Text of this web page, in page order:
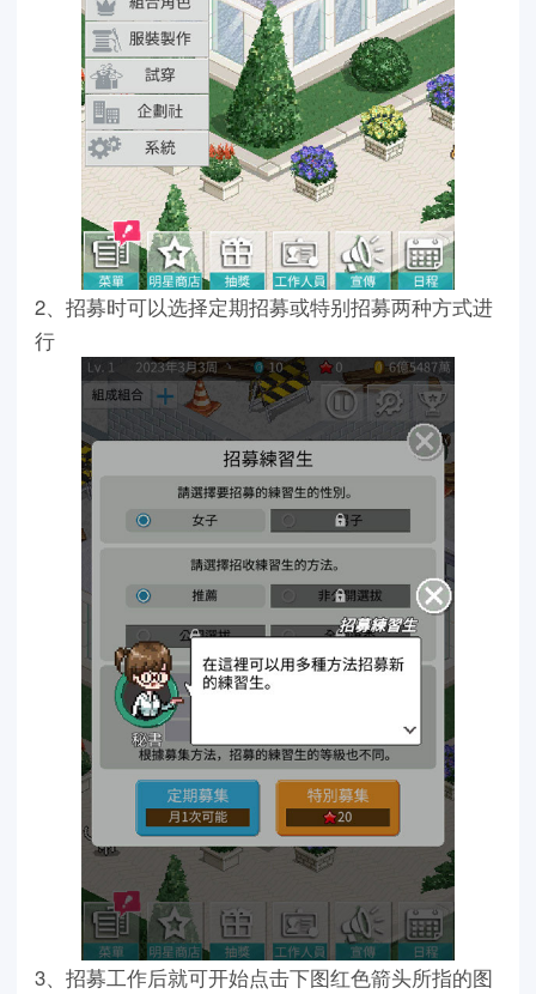
2、招募时可以选择定期招募或特别招募两种方式进
行
3、招募工作后就可开始点击下图红色箭头所指的图